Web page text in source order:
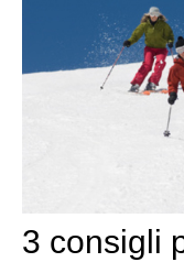
3 consigli